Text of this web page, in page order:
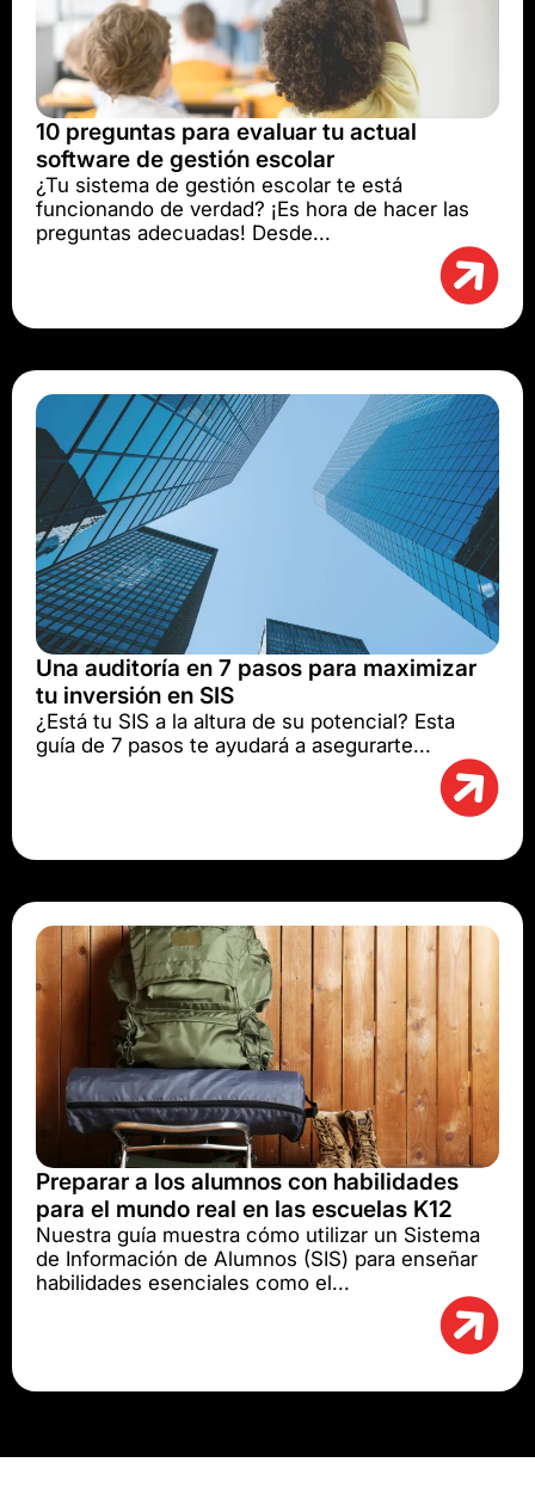
10 preguntas para evaluar tu actual
software de gestión escolar
¿Tu sistema de gestión escolar te está
funcionando de verdad? ¡Es hora de hacer las
preguntas adecuadas! Desde...
Una auditoría en 7 pasos para maximizar
tu inversión en SIS
¿Está tu SIS a la altura de su potencial? Esta
guía de 7 pasos te ayudará a asegurarte...
Preparar a los alumnos con habilidades
para el mundo real en las escuelas K12
Nuestra guía muestra cómo utilizar un Sistema
de Información de Alumnos (SIS) para enseñar
habilidades esenciales como el...